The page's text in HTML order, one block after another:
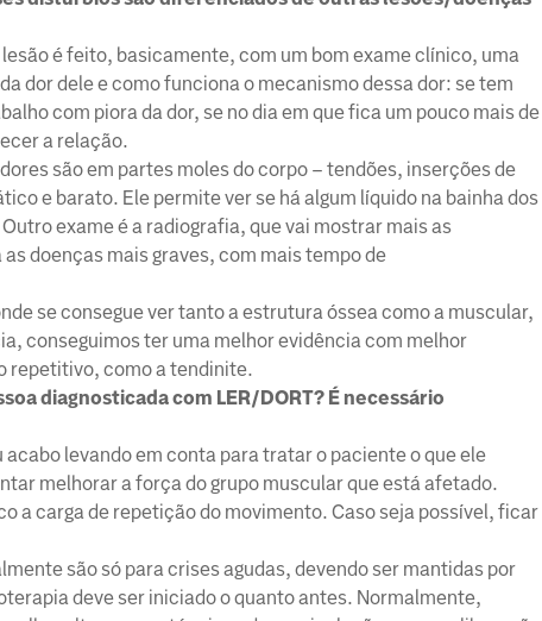
lesão é feito, basicamente, com um bom exame clínico, uma
dor dele e como funciona o mecanismo dessa dor: se tem
com piora da dor, se no dia em que fica um pouco mais de
a relação.
são em partes moles do corpo – tendões, inserções de
e barato. Ele permite ver se há algum líquido na bainha dos
exame é a radiografia, que vai mostrar mais as
doenças mais graves, com mais tempo de
se consegue ver tanto a estrutura óssea como a muscular,
conseguimos ter uma melhor evidência com melhor
repetitivo, como a tendinite.
diagnosticada com LER/DORT? É necessário
acabo levando em conta para tratar o paciente o que ele
melhorar a força do grupo muscular que está afetado.
a carga de repetição do movimento. Caso seja possível, ficar
são só para crises agudas, devendo ser mantidas por
deve ser iniciado o quanto antes. Normalmente,